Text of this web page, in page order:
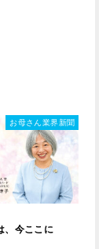
お母さん業界新聞
、今ここに